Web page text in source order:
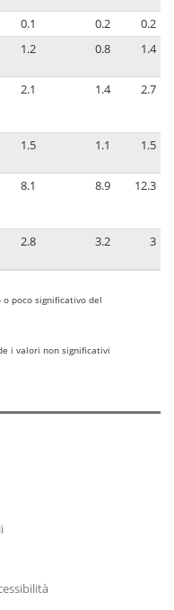
0.1 0.2
0.2
1.2 0.8 1.4
2.1 1.4 2.7
1.5 1.1 1.5
8.1 8.9 12.3
2.8 3.2 3
poco significativo del
i valori non significativi